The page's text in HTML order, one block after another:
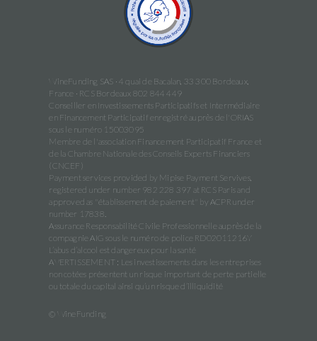
WineFunding SAS · 4 quai de Bacalan, 33 300 Bordeaux,
France · RCS Bordeaux 802 844 449
Conseiller en Investissements Participatifs et Intermédiaire
en Financement Participatif enregistré auprès de l'ORIAS
sous le numéro 15003095
Membre de l'association Financement Participatif France et
de la Chambre Nationale des Conseils Experts Financiers
(CNCEF)
Payment services provided by Mipise Payment Servives,
registered under number 982 228 397 at RCS Paris and
approved as "établissement de paiement" by ACPR under
number 17838.
Assurance Responsabilité Civile Professionnelle auprès de la
compagnie AIG sous le numéro de police RD02011216Y
L’abus d’alcool est dangereux pour la santé
AVERTISSEMENT : Les investissements dans les entreprises
non cotées présentent un risque important de perte partielle
ou totale du capital ainsi qu’un risque d’illiquidité
© WineFunding